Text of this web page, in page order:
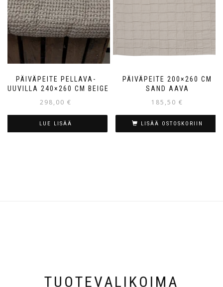
PÄIVÄPEITE PELLAVA-
PUUVILLA 240×260 CM BEIGE
298,00 €
LUE LISÄÄ
PÄIVÄPEITE 200×260 CM
SAND AAVA
185,50 €
LISÄÄ OSTOSKORIIN
TUOTEVALIKOIMA